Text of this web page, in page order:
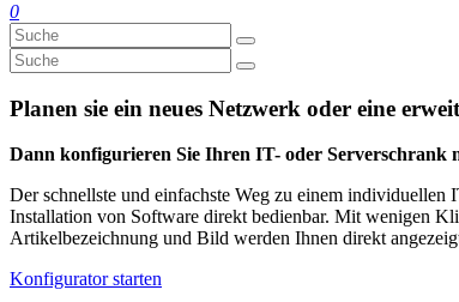
0
Planen sie ein neues Netzwerk oder eine
Dann konfigurieren Sie Ihren IT- oder Serverschrank
Der schnellste und einfachste Weg zu einem
Installation von Software direkt bedienbar. Mit wenigen
Artikelbezeichnung und Bild werden Ihnen direkt
Konfigurator starten